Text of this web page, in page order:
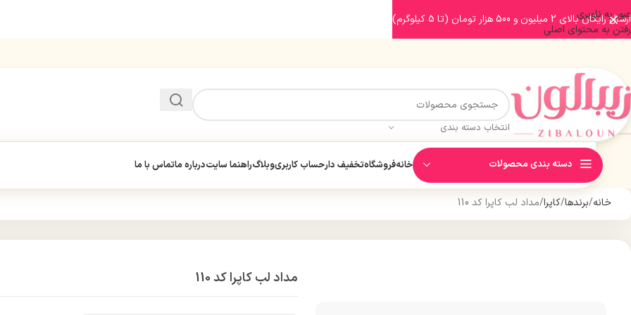
عبور به ناوبری
رفتن به محتوای اصلی
انتخاب دسته بندی
دسته بندی محصولات خانهفروشگاهتخفیف دارحساب کاربریوبلاگراهنما سایتدرباره ماتماس با ما
خانه برندها کاپرا مداد لب کاپرا کد 110
مداد لب کاپرا کد 110
ارسال رایگان بالای 2 میلیون و 500 هزار تومان (تا 5 کیلوگرم)